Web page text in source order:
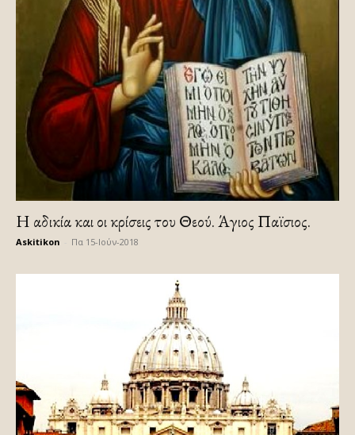
Η αδικία και οι κρίσεις του Θεού. Άγιος Παϊσιος.
Askitikon Πα 15-Ιούν-2018